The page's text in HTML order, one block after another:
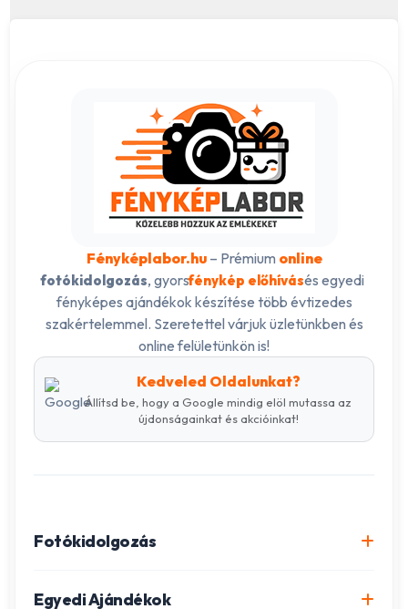
Fényképlabor.hu– Prémium online
fotókidolgozás, gyorsfénykép előhívásés egyedi
fényképes ajándékok készítése több évtizedes
szakértelemmel. Szeretettel várjuk üzletünkben és
online felületünkön is!
Kedveled Oldalunkat?
Állítsd be, hogy a Google mindig elöl mutassa az
újdonságainkat és akcióinkat!
Fotókidolgozás
Egyedi Ajándékok